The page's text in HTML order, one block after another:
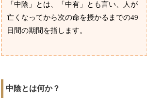
「中陰」とは、「中有」とも言い、人が
亡くなってから次の命を授かるまでの49
日間の期間を指します。
中陰とは何か？